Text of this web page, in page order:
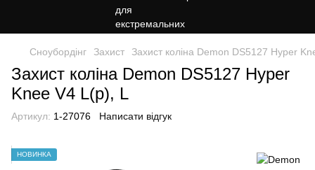
Сноубордiнг Захист Захист коліна Demon DS5127 Hyper
Захист коліна Demon DS5127 Hyper
Knee V4 L(р), L
Артикул: 1-27076 Написати відгук
НОВИНКА